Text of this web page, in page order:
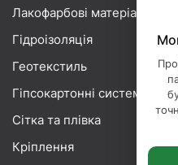
Лакофарбові матеріали
Гідроізоляція
Геотекстиль
Гіпсокартонні системи
Сітка та плівка
Кріплення